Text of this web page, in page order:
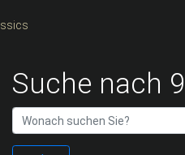
Suche nach